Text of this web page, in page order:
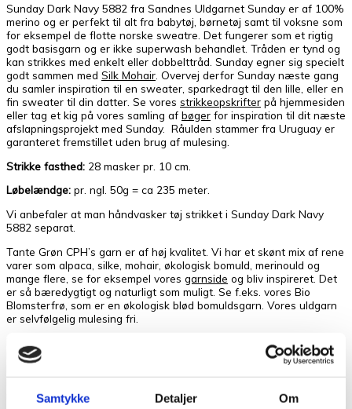
Samtykke Detaljer Om
Sunday Dark Navy 5882 fra Sandnes Uldgarnet Sunday er af 100%
merino og er perfekt til alt fra babytøj, børnetøj samt til voksne som
for eksempel de flotte norske sweatre. Det fungerer som et rigtig
godt basisgarn og er ikke superwash behandlet. Tråden er tynd og
kan strikkes med enkelt eller dobbelttråd. Sunday egner sig specielt
godt sammen med Silk Mohair . Overvej derfor Sunday næste gang
du samler inspiration til en sweater, sparkedragt til den lille, eller en
fin sweater til din datter. Se vores strikkeopskrifter på hjemmesiden
eller tag et kig på vores samling af bøger for inspiration til dit næste
afslapningsprojekt med Sunday. Råulden stammer fra Uruguay er
garanteret fremstillet uden brug af mulesing.
Strikke fasthed: 28 masker pr. 10 cm.
Løbelændge: pr. ngl. 50g = ca 235 meter.
Vi anbefaler at man håndvasker tøj strikket i Sunday Dark Navy
5882 separat.
Tante Grøn CPH’s garn er af høj kvalitet. Vi har et skønt mix af rene
varer som alpaca, silke, mohair, økologisk bomuld, merinould og
mange flere, se for eksempel vores garnside og bliv inspireret. Det
er så bæredygtigt og naturligt som muligt. Se f.eks. vores Bio
Blomsterfrø, som er en økologisk blød bomuldsgarn. Vores uldgarn
er selvfølgelig mulesing fri.
Hos Tante Grøn CPH har vi et stort udvalg fra Sandnes Garn, og
hjælper dig gerne med at sætte farver sammen til dit næste projekt.
Du er altid velkommen i vores butik på Frederiksberg hvis du vil
have syn for sagen og mærke Sunday mellem fingrene. Vi står klar
med et smil og stræber altid efter den bedste betjening.